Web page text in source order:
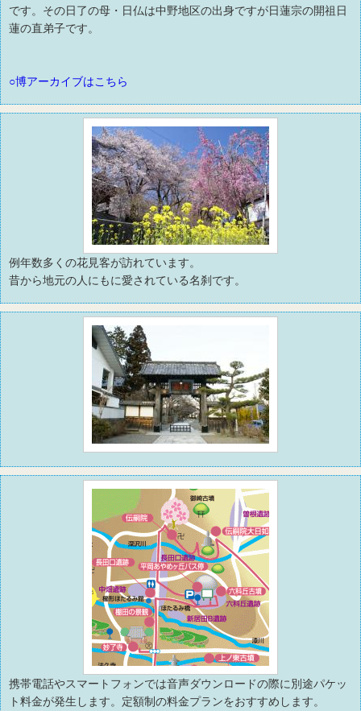
です。その日了の母・日仏は中野地区の出身ですが日蓮宗の開祖日
蓮の直弟子です。
○博アーカイブはこちら
例年数多くの花見客が訪れています。
昔から地元の人にもに愛されている名刹です。
携帯電話やスマートフォンでは音声ダウンロードの際に別途パケッ
ト料金が発生します。定額制の料金プランをおすすめします。